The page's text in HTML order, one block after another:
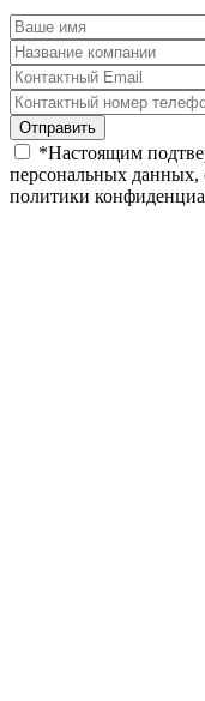
*Настоящим
персональных данных,
политики